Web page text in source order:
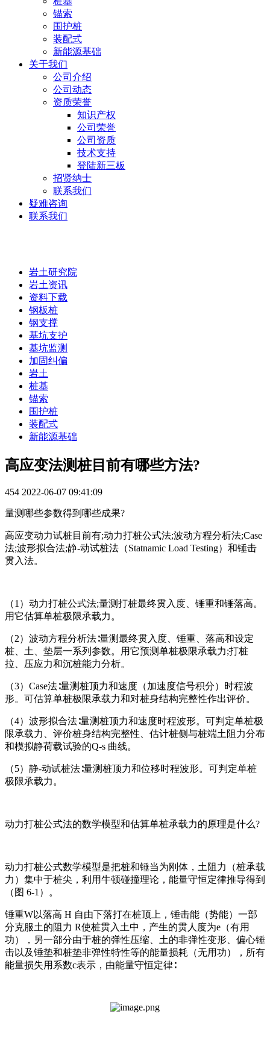
锚索
围护桩
装配式
新能源基础
关于我们
公司介绍
公司动态
资质荣誉
知识产权
公司荣誉
公司资质
技术支持
登陆新三板
招贤纳士
联系我们
疑难咨询
联系我们
岩土研究院
岩土资讯
资料下载
钢板桩
钢支撑
基坑支护
基坑监测
加固纠偏
岩土
桩基
锚索
围护桩
装配式
新能源基础
高应变法测桩目前有哪些方法?
454 2022-06-07 09:41:09
量测哪些参数得到哪些成果?
高应变动力试桩目前有;动力打桩公式法;波动方程分析法;Case
法;波形拟合法;静-动试桩法（Statnamic Load Testing）和锤击
贯入法。
（1）动力打桩公式法;量测打桩最终贯入度、锤重和锤落高。
用它估算单桩极限承载力。
（2）波动方程分析法∶量测最终贯入度、锤重、落高和设定
桩、土、垫层一系列参数。用它预测单桩极限承载力;打桩
拉、压应力和沉桩能力分析。
（3）Case法∶量测桩顶力和速度（加速度信号积分）时程波
形。可估算单桩极限承载力和对桩身结构完整性作出评价。
（4）波形拟合法∶量测桩顶力和速度时程波形。可判定单桩极
限承载力、评价桩身结构完整性、估计桩侧与桩端土阻力分布
和模拟静荷载试验的Q-s 曲线。
（5）静-动试桩法∶量测桩顶力和位移时程波形。可判定单桩
极限承载力。
动力打桩公式法的数学模型和估算单桩承载力的原理是什么?
动力打桩公式数学模型是把桩和锤当为刚体，土阻力（桩承载
力）集中于桩尖，利用牛顿碰撞理论，能量守恒定律推导得到
（图 6-1）。
锤重W以落高 H 自由下落打在桩顶上，锤击能（势能）一部
分克服土的阻力 R使桩贯入土中，产生的贯人度为e（有用
功），另一部分由于桩的弹性压缩、土的非弹性变形、偏心锤
击以及锤垫和桩垫非弹性特性等的能量损耗（无用功），所有
能量损失用系数c表示，由能量守恒定律∶